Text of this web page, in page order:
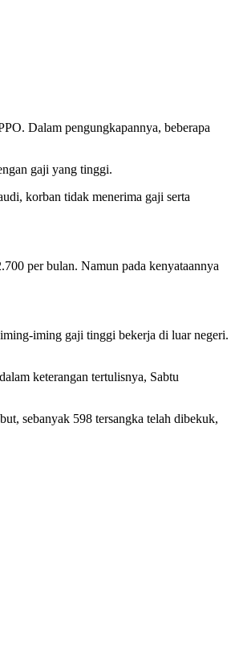
Dalam pengungkapannya, beberapa
gaji yang tinggi.
korban tidak menerima gaji serta
per bulan. Namun pada kenyataannya
iming gaji tinggi bekerja di luar negeri.
keterangan tertulisnya, Sabtu
sebanyak 598 tersangka telah dibekuk,